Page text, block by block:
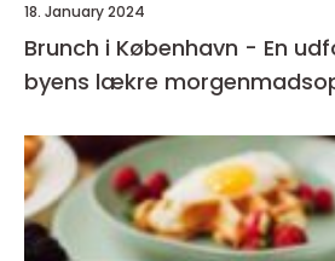
18. January 2024
Brunch i København - En
byens lækre